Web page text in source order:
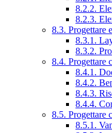
8.2.2.
8.2.3.
8.3. Progettare
8.3.1.
8.3.2.
8.4. Progettare
8.4.1.
8.4.2.
8.4.3.
8.4.4.
8.5. Progettare
8.5.1.